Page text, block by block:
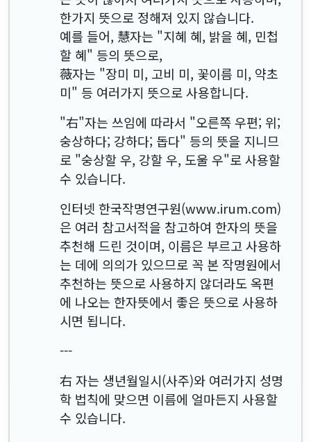
한가지 뜻으로 정해져 있지 않습니다.
예를 들어, 慧자는 "지혜 혜, 밝을 혜, 민첩
할 혜" 등의 뜻으로,
薇자는 "장미 미, 고비 미, 꽃이름 미, 약초
미" 등 여러가지 뜻으로 사용합니다.
"右"자는 쓰임에 따라서 "오른쪽 우편; 위;
숭상하다; 강하다; 돕다" 등의 뜻을 지니므
로 "숭상할 우, 강할 우, 도울 우"로 사용할
수 있습니다.
인터넷 한국작명연구원(www.irum.com)
은 여러 참고서적을 참고하여 한자의 뜻을
추천해 드린 것이며, 이름은 부르고 사용하
는 데에 의의가 있으므로 꼭 본 작명원에서
추천하는 뜻으로 사용하지 않더라도 옥편
에 나오는 한자뜻에서 좋은 뜻으로 사용하
시면 됩니다.
---
右 자는 생년월일시(사주)와 여러가지 성명
학 법칙에 맞으면 이름에 얼마든지 사용할
수 있습니다.